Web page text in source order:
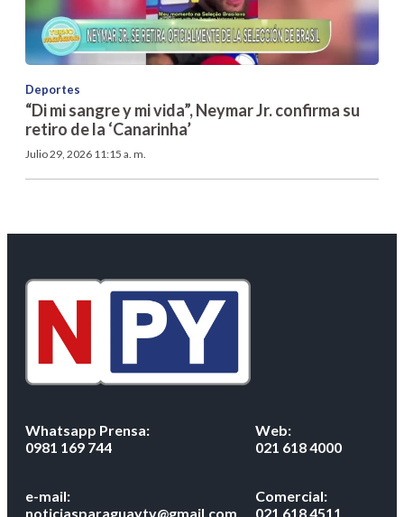
Deportes
“Di mi sangre y mi vida”, Neymar Jr. confirma su
retiro de la ‘Canarinha’
Julio 29, 2026 11:15 a. m.
Whatsapp Prensa:
0981 169 744
Web:
021 618 4000
e-mail:
noticiasparaguaytv@gmail.com
Comercial:
021 618 4511